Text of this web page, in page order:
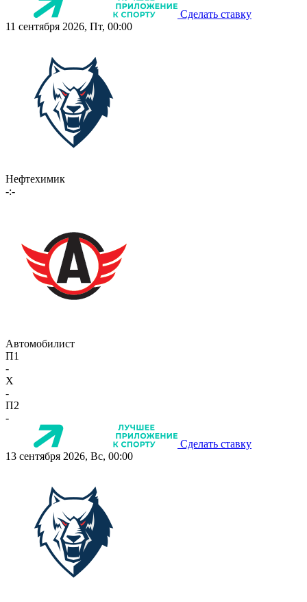
Сделать ставку
11 сентября 2026, Пт, 00:00
Нефтехимик
-:-
Автомобилист
П1
-
X
-
П2
-
Сделать ставку
13 сентября 2026, Вс, 00:00